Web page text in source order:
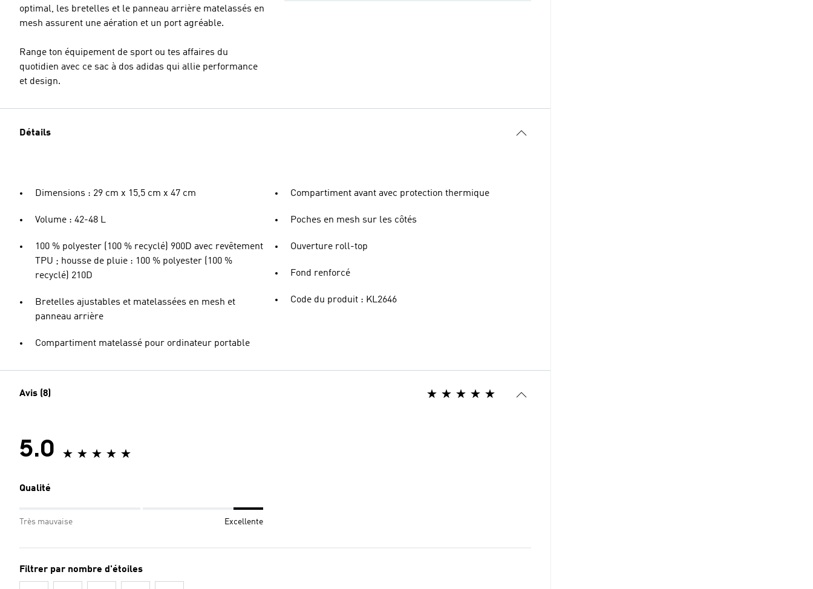
optimal, les bretelles et le panneau arrière matelassés en
mesh assurent une aération et un port agréable.
Range ton équipement de sport ou tes affaires du
quotidien avec ce sac à dos adidas qui allie performance
et design.
Détails
Dimensions : 29 cm x 15,5 cm x 47 cm
Volume : 42-48 L
100 % polyester (100 % recyclé) 900D avec revêtement
TPU ; housse de pluie : 100 % polyester (100 %
recyclé) 210D
Bretelles ajustables et matelassées en mesh et
panneau arrière
Compartiment matelassé pour ordinateur portable
Compartiment avant avec protection thermique
Poches en mesh sur les côtés
Ouverture roll-top
Fond renforcé
Code du produit : KL2646
Avis (8)
5.0
Qualité
Très mauvaise Excellente
Filtrer par nombre d'étoiles